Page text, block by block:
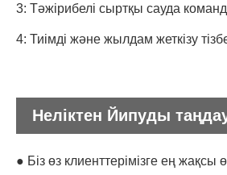
3: Тәжірибелі сыртқы сауда
4: Тиімді және жылдам жеткізу
Неліктен Йипуды
● Біз өз клиенттерімізге ең жақсы